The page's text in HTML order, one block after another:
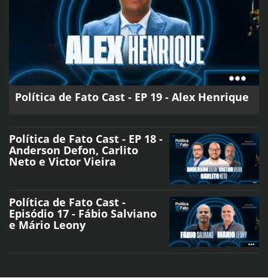
Política de Fato Cast - EP 19 - Alex Henrique
Política de Fato Cast - EP 18 -
Anderson Defon, Carlito
Neto e Victor Vieira
Política de Fato Cast -
Episódio 17 - Fábio Salviano
e Mário Leony